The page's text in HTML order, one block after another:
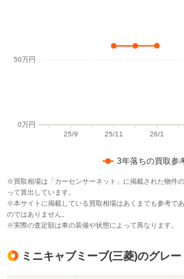
3年落ちの買取参
※買取相場は「カーセンサーネット」に掲載された物件
って算出しています。
※本サイトに掲載している買取相場はあくまでも参考で
のではありません。
※実際の査定額は車の装備や状態によって異なります。
ミニキャブミーブ(三菱)のグレ